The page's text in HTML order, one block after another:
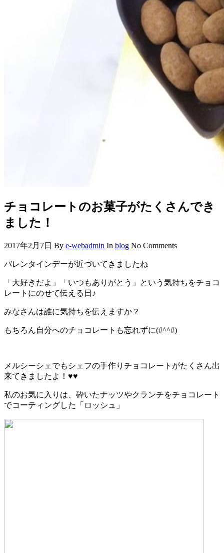
チョコレートのお菓子がたくさんでき
ました！
2017年2月7日 By e-webadmin In blog No Comments
バレンタインデーが近づいてきましたね
「大好きだよ」「いつもありがとう」という気持ちをチョコ
レートにのせて伝える日♪
みなさんは誰に気持ちを伝えますか？
もちろん自分へのチョコレートも忘れずに(#^^#)
メルシーシェでもシェフの手作りチョコレートがたくさん出
来てきましたよ！♥♥
私のお気に入りは、砕いたナッツやクランチをチョコレート
でコーティングした「ロッシュ」